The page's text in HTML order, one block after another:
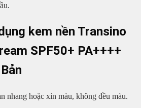
kem nền Transino
SPF50+ PA++++
nhang hoặc xỉn màu, không đều màu.